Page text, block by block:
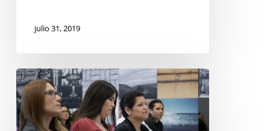
julio 31, 2019
Curso
«Juzgar
con
perspectiva